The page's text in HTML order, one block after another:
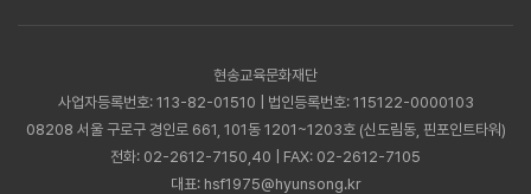
현송교육문화재단
사업자등록번호: 113-82-01510 | 법인등록번호: 115122-0000103
08208 서울 구로구 경인로 661, 101동 1201~1203호 (신도림동, 핀포인트타워)
전화: 02-2612-7150,40 | FAX: 02-2612-7105
대표: hsf1975@hyunsong.kr